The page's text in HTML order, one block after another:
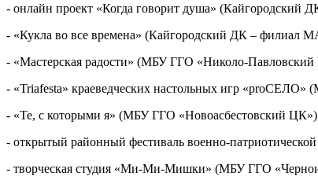
- онлайн проект «Когда говорит душа»
- «Кукла во все времена» (Кайгородский ДК – филиал
- «Мастерская радости» (МБУ ГГО «Николо-
- «Triafesta» краеведческих настольных игр
- «Те, с которыми я» (МБУ ГГО «Новоасбестовский
- открытый районный фестиваль военно-
- творческая студия «Ми-Ми-Мишки» (МБУ ГГО